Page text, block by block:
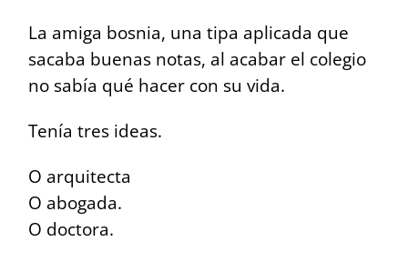
La amiga bosnia, una tipa aplicada que
sacaba buenas notas, al acabar el colegio
no sabía qué hacer con su vida.
Tenía tres ideas.
O arquitecta
O abogada.
O doctora.